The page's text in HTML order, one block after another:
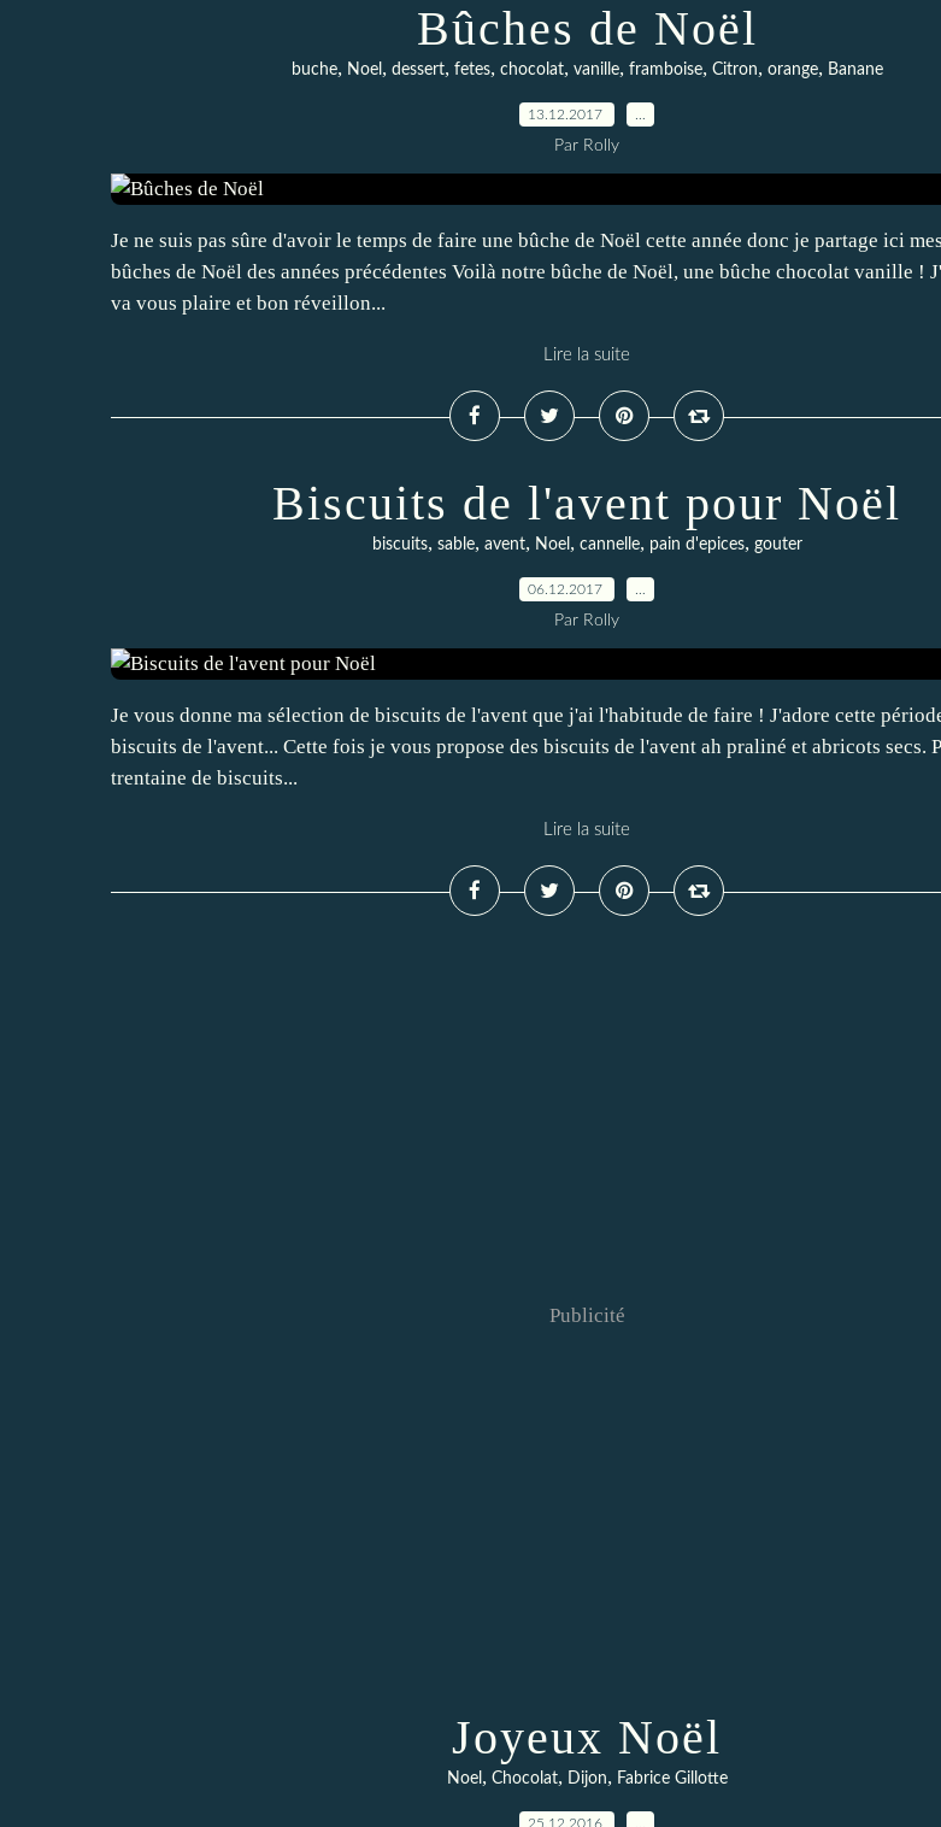
Bûches de Noël
buche, Noel, dessert, fetes, chocolat, vanille, framboise, Citron, orange, Banane
13.12.2017
Par Rolly
Je ne suis pas sûre d'avoir le temps de faire une bûche de Noël cette année donc je partage ici
bûches de Noël des années précédentes Voilà notre bûche de Noël, une bûche chocolat vanille !
va vous plaire et bon réveillon...
Lire la suite
Biscuits de l'avent pour Noël
biscuits, sable, avent, Noel, cannelle, pain d'epices, gouter
06.12.2017
Par Rolly
Je vous donne ma sélection de biscuits de l'avent que j'ai l'habitude de faire ! J'adore cette
biscuits de l'avent... Cette fois je vous propose des biscuits de l'avent ah praliné et abricots secs.
trentaine de biscuits...
Lire la suite
Publicité
Joyeux Noël
Noel, Chocolat, Dijon, Fabrice Gillotte
25.12.2016